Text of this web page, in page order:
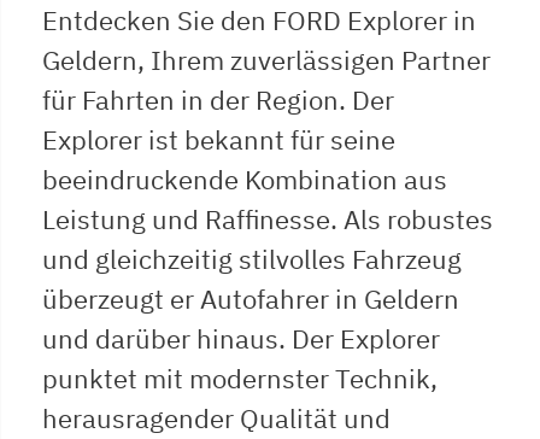
Entdecken Sie den FORD Explorer in
Geldern, Ihrem zuverlässigen Partner
für Fahrten in der Region. Der
Explorer ist bekannt für seine
beeindruckende Kombination aus
Leistung und Raffinesse. Als robustes
und gleichzeitig stilvolles Fahrzeug
überzeugt er Autofahrer in Geldern
und darüber hinaus. Der Explorer
punktet mit modernster Technik,
herausragender Qualität und